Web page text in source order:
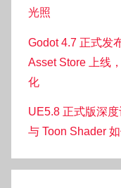
光照
Godot 4.7 正式发
Asset Store 上线
化
UE5.8 正式版深
与 Toon Shader